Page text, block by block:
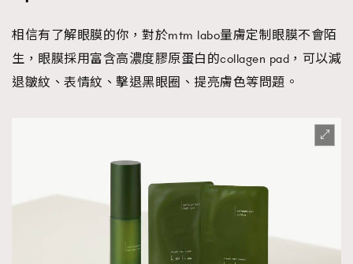
相信有了解眼膜的你，對於mtm labo量膚定制眼膜不會陌
生，眼膜採用富含高濃度膠原蛋白的collagen pad，可以減
退皺紋、表情紋、擊退黑眼圈、提亮膚色等問題。